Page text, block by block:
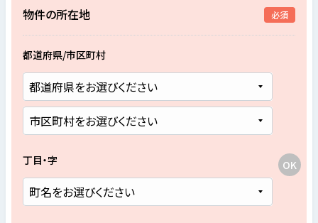
物件の所在地 必須
都道府県/市区町村
丁目・字